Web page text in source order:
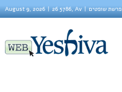
August 9, 2026 26 5786, Av פרשת שופטים